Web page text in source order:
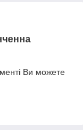
Ви можете